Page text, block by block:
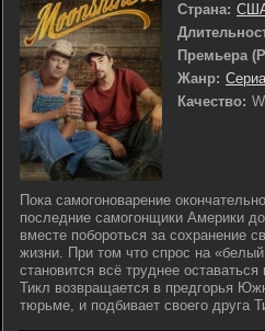
Страна:
Премьера
Жанр:
Качество:
Пока самогоноварение
последние самогонщики Америки
вместе побороться за сохранение
жизни. При том что спрос на
становится всё труднее
Тикл возвращается в предгорья
тюрьме, и подбивает своего друга